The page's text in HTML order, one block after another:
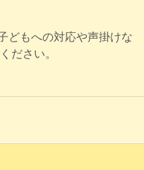
どもへの対応や声掛けな
ださい。